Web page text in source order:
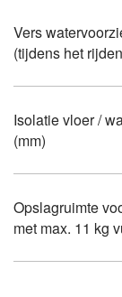
Vers
(tijdens het
Isolatie vloer /
(mm)
Opslagruimte
met max. 11 kg